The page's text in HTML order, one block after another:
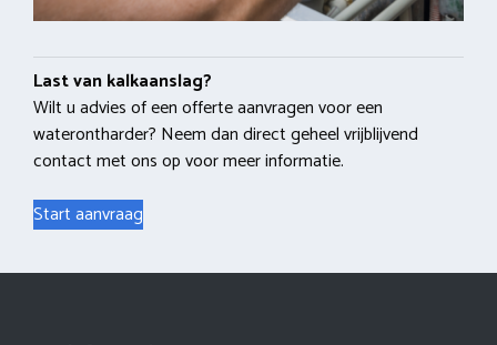
Last van kalkaanslag?
Wilt u advies of een offerte aanvragen voor een
waterontharder? Neem dan direct geheel vrijblijvend
contact met ons op voor meer informatie.
Start aanvraag